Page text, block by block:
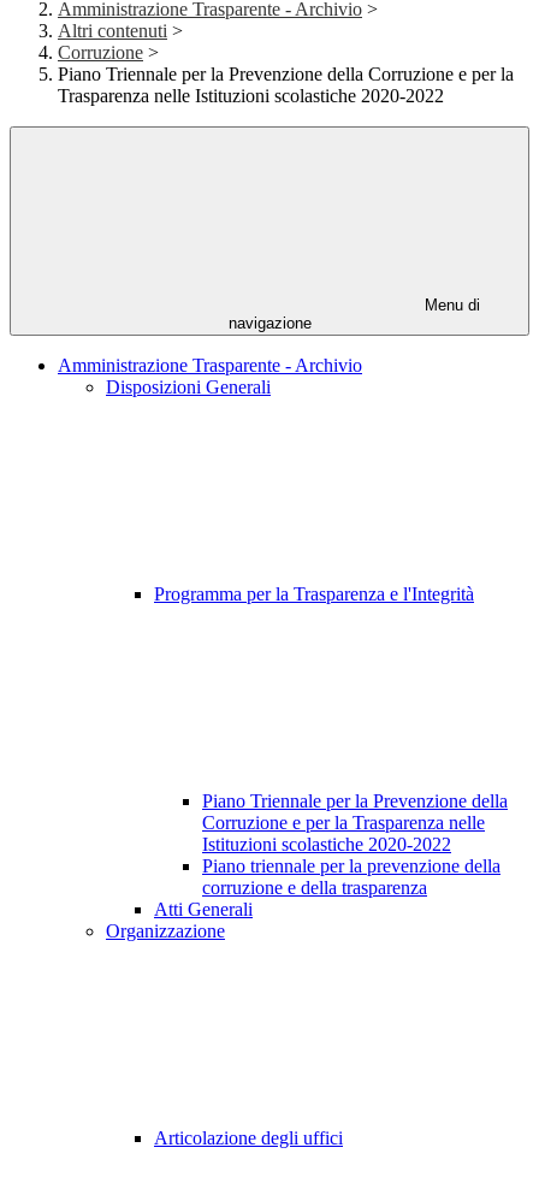
Amministrazione Trasparente - Archivio >
Altri contenuti >
Corruzione >
Piano Triennale per la Prevenzione della Corruzione e per la
Trasparenza nelle Istituzioni scolastiche 2020-2022
Menu di
navigazione
Amministrazione Trasparente - Archivio
Disposizioni Generali
Programma per la Trasparenza e l'Integrità
Piano Triennale per la Prevenzione della
Corruzione e per la Trasparenza nelle
Istituzioni scolastiche 2020-2022
Piano triennale per la prevenzione della
corruzione e della trasparenza
Atti Generali
Organizzazione
Articolazione degli uffici